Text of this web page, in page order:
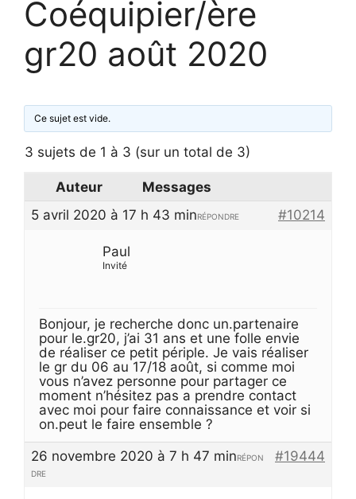
Coéquipier/ère
gr20 août 2020
Ce sujet est vide.
3 sujets de 1 à 3 (sur un total de 3)
Auteur
Messages
5 avril 2020 à 17 h 43 min
#10214
RÉPONDRE
Paul
Invité
Bonjour, je recherche donc un.partenaire
pour le.gr20, j’ai 31 ans et une folle envie
de réaliser ce petit périple. Je vais réaliser
le gr du 06 au 17/18 août, si comme moi
vous n’avez personne pour partager ce
moment n’hésitez pas a prendre contact
avec moi pour faire connaissance et voir si
on.peut le faire ensemble ?
26 novembre 2020 à 7 h 47 min
#19444
RÉPON
DRE